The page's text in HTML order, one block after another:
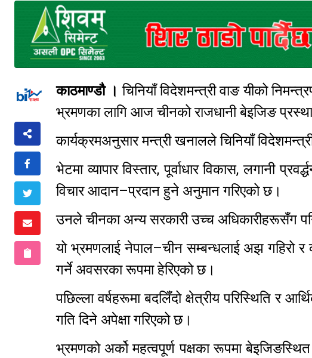
काठमाण्डौ ।चिनियाँ विदेशमन्त्री वाङ यीको
भ्रमणका लागि आज चीनको राजधानी बेइजिङ
कार्यक्रमअनुसार मन्त्री खनालले चिनियाँ
भेटमा व्यापार विस्तार, पूर्वाधार विकास, लगानी
विचार आदान–प्रदान हुने अनुमान गरिएको छ।
उनले चीनका अन्य सरकारी उच्च अधिकारीहरूसँग
यो भ्रमणलाई नेपाल–चीन सम्बन्धलाई अझ गहिरो र
गर्ने अवसरका रूपमा हेरिएको छ।
पछिल्ला वर्षहरूमा बदलिँदो क्षेत्रीय परिस्थिति र
गति दिने अपेक्षा गरिएको छ।
भ्रमणको अर्को महत्वपूर्ण पक्षका रूपमा